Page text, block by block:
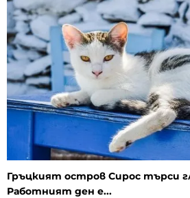
Гръцкият остров Сирос търси
Работният ден е...